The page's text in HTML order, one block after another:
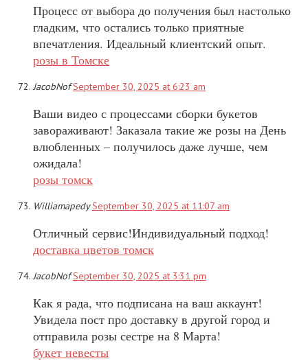
Процесс от выбора до получения был настолько
гладким, что остались только приятные
впечатления. Идеальный клиентский опыт.
розы в Томске
JacobNofSeptember 30, 2025 at 6:23 am
Ваши видео с процессами сборки букетов
завораживают! Заказала такие же розы на День
влюбленных – получилось даже лучше, чем
ожидала!
розы томск
WilliamapedySeptember 30, 2025 at 11:07 am
Отличный сервис!Индивидуальный подход!
доставка цветов томск
JacobNofSeptember 30, 2025 at 3:31 pm
Как я рада, что подписана на ваш аккаунт!
Увидела пост про доставку в другой город и
отправила розы сестре на 8 Марта!
букет невесты